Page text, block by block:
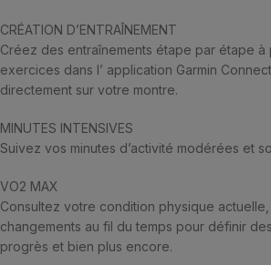
CRÉATION D’ENTRAÎNEMENT
Créez des entraînements étape par étape à
exercices dans l’ application Garmin
directement sur votre montre.
MINUTES INTENSIVES
Suivez vos minutes d’activité modérées et
VO2 MAX
Consultez votre condition physique
changements au fil du temps pour définir
progrès et bien plus encore.